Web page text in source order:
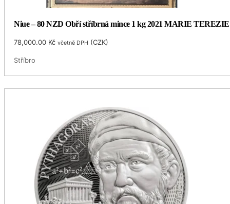
Niue – 80 NZD Obří stříbrná mince 1 kg 2021 MARIE TEREZIE
78,000.00 Kč včetně DPH (CZK)
Stříbro